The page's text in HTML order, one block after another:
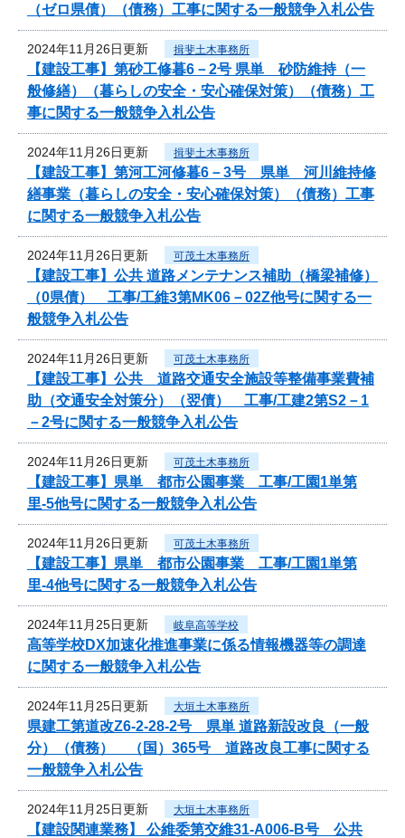
（ゼロ県債）（債務）工事に関する一般競争入札公告
2024年11月26日更新 揖斐土木事務所
【建設工事】第砂工修暮6－2号 県単 砂防維持（一
般修繕）（暮らしの安全・安心確保対策）（債務）工
事に関する一般競争入札公告
2024年11月26日更新 揖斐土木事務所
【建設工事】第河工河修暮6－3号 県単 河川維持修
繕事業（暮らしの安全・安心確保対策）（債務）工事
に関する一般競争入札公告
2024年11月26日更新 可茂土木事務所
【建設工事】公共 道路メンテナンス補助（橋梁補修）
（0県債） 工事/工維3第MK06－02Z他号に関する一
般競争入札公告
2024年11月26日更新 可茂土木事務所
【建設工事】公共 道路交通安全施設等整備事業費補
助（交通安全対策分）（翌債） 工事/工建2第S2－1
－2号に関する一般競争入札公告
2024年11月26日更新 可茂土木事務所
【建設工事】県単 都市公園事業 工事/工園1単第
里-5他号に関する一般競争入札公告
2024年11月26日更新 可茂土木事務所
【建設工事】県単 都市公園事業 工事/工園1単第
里-4他号に関する一般競争入札公告
2024年11月25日更新 岐阜高等学校
高等学校DX加速化推進事業に係る情報機器等の調達
に関する一般競争入札公告
2024年11月25日更新 大垣土木事務所
県建工第道改Z6-2-28-2号 県単 道路新設改良（一般
分）（債務） （国）365号 道路改良工事に関する
一般競争入札公告
2024年11月25日更新 大垣土木事務所
【建設関連業務】 公維委第交維31-A006-B号 公共